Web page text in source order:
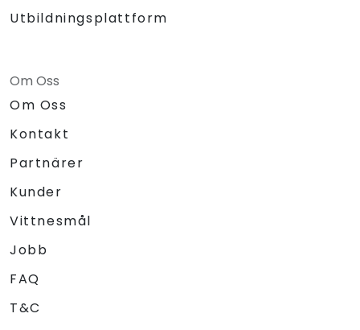
Utbildningsplattform
Om Oss
Om Oss
Kontakt
Partnärer
Kunder
Vittnesmål
Jobb
FAQ
T&C